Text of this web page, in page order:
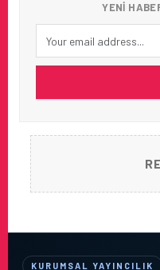
YENI
KURUMSAL YAYINCILIK